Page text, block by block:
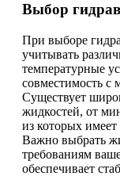
Выбор
При выборе
учитывать
температурные
совместимость с
Существует
жидкостей, от
из которых
Важно выбрать
требованиям
обеспечивает